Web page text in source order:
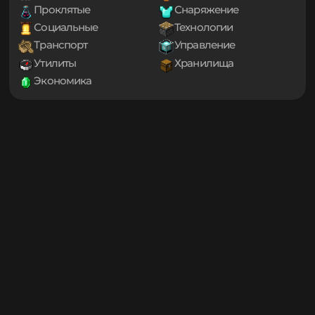
1.20
1.19.4
1.19.3
1.19.2
1.19.1
1.19
Декорации Еда
Игровые механики
Оптимизация